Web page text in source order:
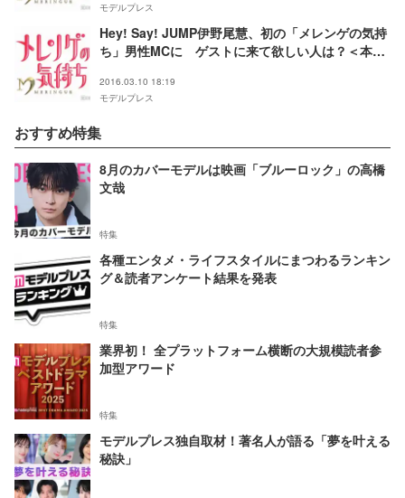
モデルプレス
Hey! Say! JUMP伊野尾慧、初の「メレンゲの気持
ち」男性MCに ゲストに来て欲しい人は？＜本人
2016.03.10 18:19
モデルプレス
おすすめ特集
8月のカバーモデルは映画「ブルーロック」の高橋
文哉
特集
各種エンタメ・ライフスタイルにまつわるランキン
グ＆読者アンケート結果を発表
特集
業界初！ 全プラットフォーム横断の大規模読者参
加型アワード
特集
モデルプレス独自取材！著名人が語る「夢を叶える
秘訣」